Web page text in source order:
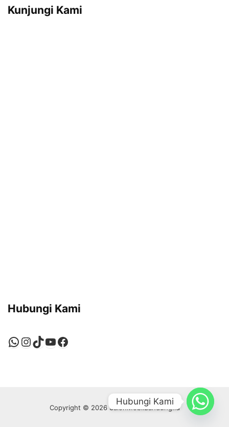
Kunjungi Kami
Hubungi Kami
WhatsApp
Instagram
TikTok
YouTube
Facebook
Copyright © 2026 SalonMobilBandung.id
Hubungi Kami